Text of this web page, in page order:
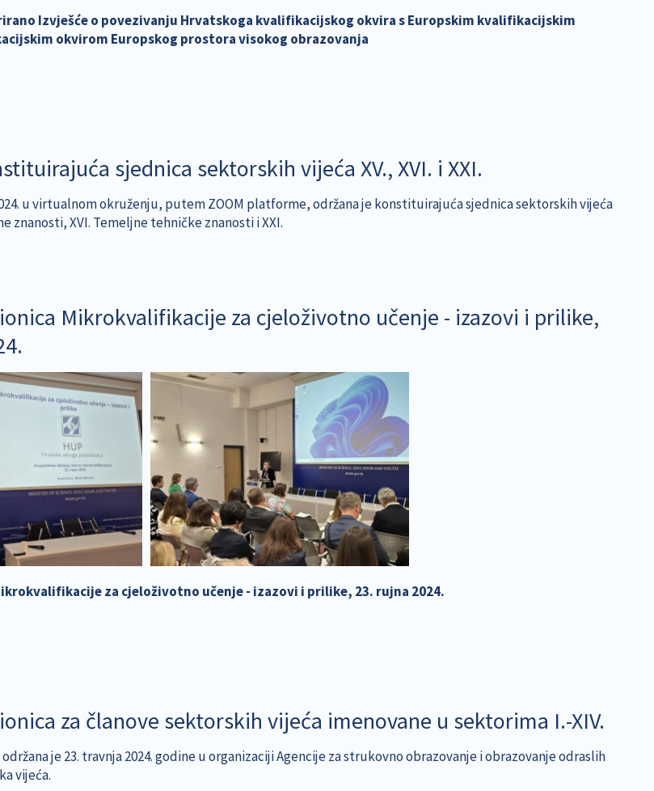
Izvješće o povezivanju Hrvatskoga kvalifikacijskog okvira s Europskim kvalifikacijskim
okvirom Europskog prostora visokog obrazovanja
sjednica sektorskih vijeća XV., XVI. i XXI.
u virtualnom okruženju, putem ZOOM platforme, održana je konstituirajuća sjednica sektorskih vijeća
znanosti, XVI. Temeljne tehničke znanosti i XXI.
Mikrokvalifikacije za cjeloživotno učenje - izazovi i prilike,
za cjeloživotno učenje - izazovi i prilike, 23. rujna 2024.
za članove sektorskih vijeća imenovane u sektorima I.-XIV.
je 23. travnja 2024. godine u organizaciji Agencije za strukovno obrazovanje i obrazovanje odraslih
vijeća.